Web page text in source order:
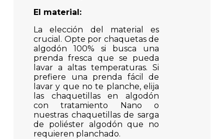
El material:
La elección del material es
crucial. Opte por chaquetas de
algodón 100% si busca una
prenda fresca que se pueda
lavar a altas temperaturas. Si
prefiere una prenda fácil de
lavar y que no te planche, elija
las chaquetillas en algodón
con tratamiento Nano o
nuestras chaquetillas de sarga
de poliéster algodón que no
requieren planchado.